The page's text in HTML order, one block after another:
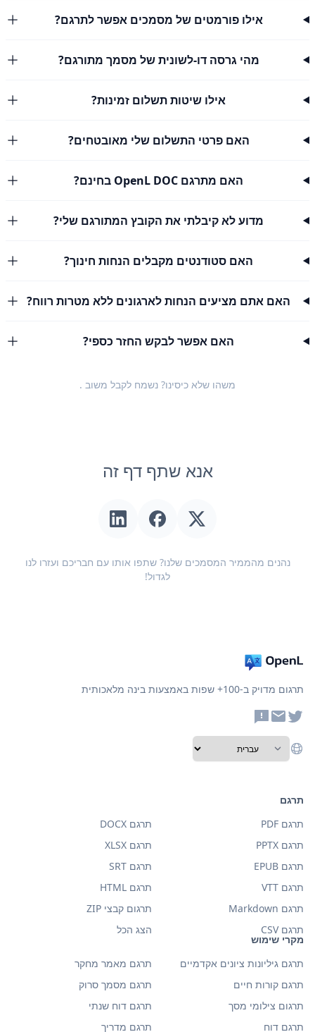
אילו פורמטים של מסמכים אפשר לתרגם?
מהי גרסה דו-לשונית של מסמך מתורגם?
אילו שיטות תשלום זמינות?
האם פרטי התשלום שלי מאובטחים?
האם מתרגם OpenL DOC בחינם?
מדוע לא קיבלתי את הקובץ המתורגם שלי?
האם סטודנטים מקבלים הנחות חינוך?
האם אתם מציעים הנחות לארגונים ללא מטרות רווח?
האם אפשר לבקש החזר כספי?
משהו שלא כיסינו? נשמח לקבל משוב .
אנא שתף דף זה
נהנים מהממיר המסמכים שלנו? שתפו אותו עם חבריכם ועזרו לנו
לגדול!
תרגום מדויק ב-100+ שפות באמצעות בינה מלאכותית
מקרי שימוש
תרגם גיליונות ציונים אקדמיים
תרגם מאמר מחקר
תרגם קורות חיים
תרגם מסמך סרוק
תרגום צילומי מסך
תרגם דוח שנתי
תרגם דוח
תרגם מדריך
תרגם
תרגם PDF
תרגם DOCX
תרגם PPTX
תרגם XLSX
תרגם EPUB
תרגם SRT
תרגם VTT
תרגם HTML
תרגם Markdown
תרגום קבצי ZIP
תרגם CSV
הצג הכל